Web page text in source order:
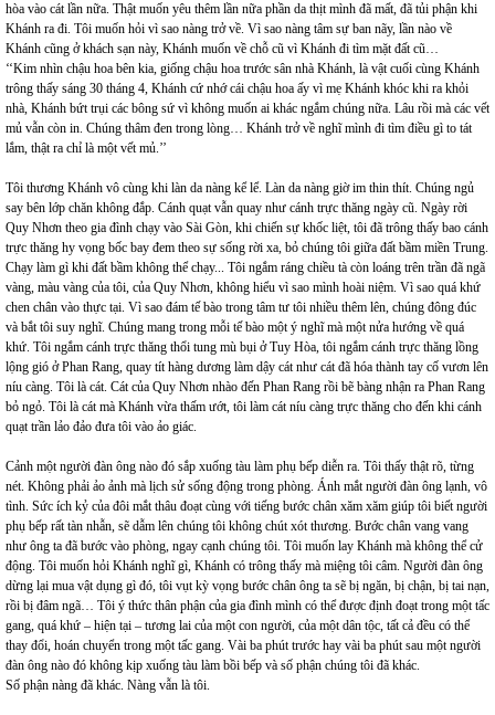
hòa vào cát lần nữa. Thật muốn yêu thêm lần nữa phần da thịt mình đã mất, đã tủi phận khi
Khánh ra đi. Tôi muốn hỏi vì sao nàng trở về. Vì sao nàng tâm sự ban nãy, lần nào về
Khánh cũng ở khách sạn này, Khánh muốn về chỗ cũ vì Khánh đi tìm mặt đất cũ…
‘‘Kim nhìn chậu hoa bên kia, giống chậu hoa trước sân nhà Khánh, là vật cuối cùng Khánh
trông thấy sáng 30 tháng 4, Khánh cứ nhớ cái chậu hoa ấy vì mẹ Khánh khóc khi ra khỏi
nhà, Khánh bứt trụi các bông sứ vì không muốn ai khác ngắm chúng nữa. Lâu rồi mà các vết
mủ vẫn còn in. Chúng thâm đen trong lòng… Khánh trở về nghĩ mình đi tìm điều gì to tát
lắm, thật ra chỉ là một vết mủ.’’
Tôi thương Khánh vô cùng khi làn da nàng kể lể. Làn da nàng giờ im thin thít. Chúng ngủ
say bên lớp chăn không đắp. Cánh quạt vẫn quay như cánh trực thăng ngày cũ. Ngày rời
Quy Nhơn theo gia đình chạy vào Sài Gòn, khi chiến sự khốc liệt, tôi đã trông thấy bao cánh
trực thăng hy vọng bốc bay đem theo sự sống rời xa, bỏ chúng tôi giữa đất bầm miền Trung.
Chạy làm gì khi đất bầm không thể chạy... Tôi ngắm ráng chiều tà còn loáng trên trần đã ngã
vàng, màu vàng của tôi, của Quy Nhơn, không hiểu vì sao mình hoài niệm. Vì sao quá khứ
chen chân vào thực tại. Vì sao đám tế bào trong tâm tư tôi nhiều thêm lên, chúng đông đúc
và bắt tôi suy nghĩ. Chúng mang trong mỗi tế bào một ý nghĩ mà một nửa hướng về quá
khứ. Tôi ngắm cánh trực thăng thổi tung mù bụi ở Tuy Hòa, tôi ngắm cánh trực thăng lồng
lộng gió ở Phan Rang, quay tít hàng dương làm dậy cát như cát đã hóa thành tay cố vươn lên
níu càng. Tôi là cát. Cát của Quy Nhơn nhào đến Phan Rang rồi bẽ bàng nhận ra Phan Rang
bỏ ngỏ. Tôi là cát mà Khánh vừa thấm ướt, tôi làm cát níu càng trực thăng cho đến khi cánh
quạt trần lảo đảo đưa tôi vào ảo giác.
Cảnh một người đàn ông nào đó sắp xuống tàu làm phụ bếp diễn ra. Tôi thấy thật rõ, từng
nét. Không phải ảo ảnh mà lịch sử sống động trong phòng. Ánh mắt người đàn ông lạnh, vô
tình. Sức ích kỷ của đôi mắt thâu đoạt cùng với tiếng bước chân xăm xăm giúp tôi biết người
phụ bếp rất tàn nhẫn, sẽ dẫm lên chúng tôi không chút xót thương. Bước chân vang vang
như ông ta đã bước vào phòng, ngay cạnh chúng tôi. Tôi muốn lay Khánh mà không thể cử
động. Tôi muốn hỏi Khánh nghĩ gì, Khánh có trông thấy mà miệng tôi câm. Người đàn ông
dừng lại mua vật dụng gì đó, tôi vụt kỳ vọng bước chân ông ta sẽ bị ngăn, bị chận, bị tai nạn,
rồi bị đâm ngã… Tôi ý thức thân phận của gia đình mình có thể được định đoạt trong một tấc
gang, quá khứ – hiện tại – tương lai của một con người, của một dân tộc, tất cả đều có thể
thay đổi, hoán chuyển trong một tấc gang. Vài ba phút trước hay vài ba phút sau một người
đàn ông nào đó không kịp xuống tàu làm bồi bếp và số phận chúng tôi đã khác.
Số phận nàng đã khác. Nàng vẫn là tôi.